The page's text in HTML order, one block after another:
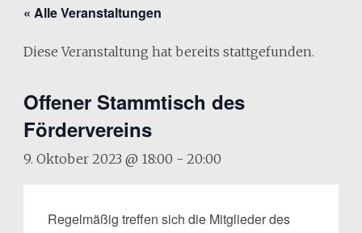
« Alle Veranstaltungen
Diese Veranstaltung hat bereits stattgefunden.
Offener Stammtisch des
Fördervereins
9. Oktober 2023 @ 18:00 - 20:00
Regelmäßig treffen sich die Mitglieder des